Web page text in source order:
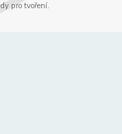
pro tvoření.